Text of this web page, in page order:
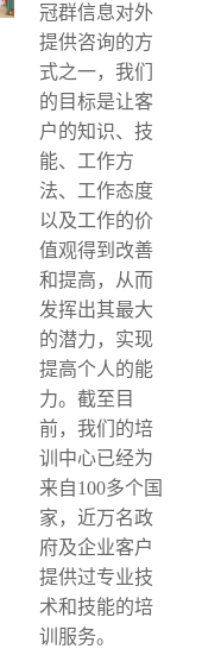
冠群信息对外
提供咨询的方
式之一，我们
的目标是让客
户的知识、技
能、工作方
法、工作态度
以及工作的价
值观得到改善
和提高，从而
发挥出其最大
的潜力，实现
提高个人的能
力。截至目
前，我们的培
训中心已经为
来自100多个国
家，近万名政
府及企业客户
提供过专业技
术和技能的培
训服务。